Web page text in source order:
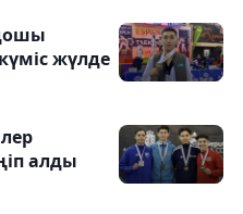
жүлде
алды